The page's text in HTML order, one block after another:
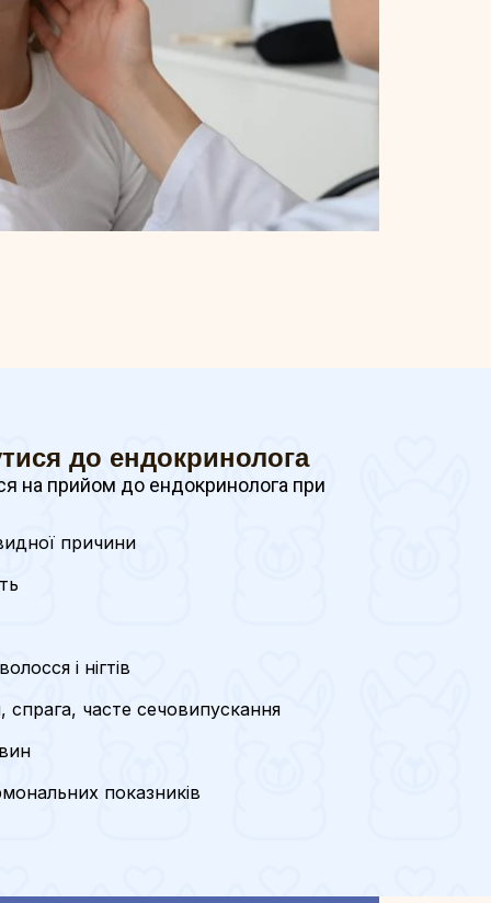
до ендокринолога
на прийом до ендокринолога при
причини
і нігтів
спрага, часте сечовипускання
показників